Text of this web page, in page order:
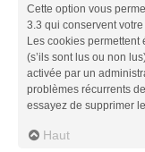
Cette option vous
3.3 qui conservent
Les cookies permettent
(s’ils sont lus ou non
activée par un
problèmes récurrents
essayez de supprimer
Haut